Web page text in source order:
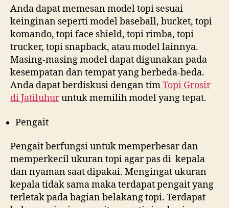
Anda dapat memesan model topi sesuai
keinginan seperti model baseball, bucket, topi
komando, topi face shield, topi rimba, topi
trucker, topi snapback, atau model lainnya.
Masing-masing model dapat digunakan pada
kesempatan dan tempat yang berbeda-beda.
Anda dapat berdiskusi dengan timTopi Grosir
diJatiluhuruntuk memilih model yang tepat.
Pengait
Pengait berfungsi untuk memperbesar dan
memperkecil ukuran topi agar pas di kepala
dan nyaman saat dipakai. Mengingat ukuran
kepala tidak sama maka terdapat pengait yang
terletak pada bagian belakang topi. Terdapat